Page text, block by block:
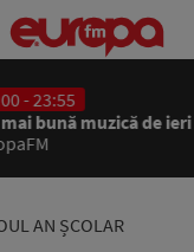
- 23:55
mai bună muzică de ieri
AN ȘCOLAR